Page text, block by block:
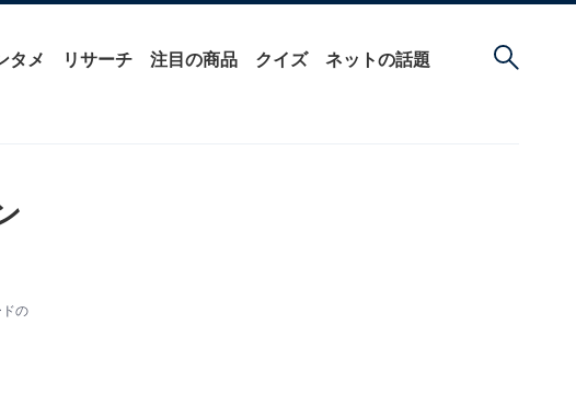
タメ リサーチ 注目の商品 クイズ ネットの話題
の